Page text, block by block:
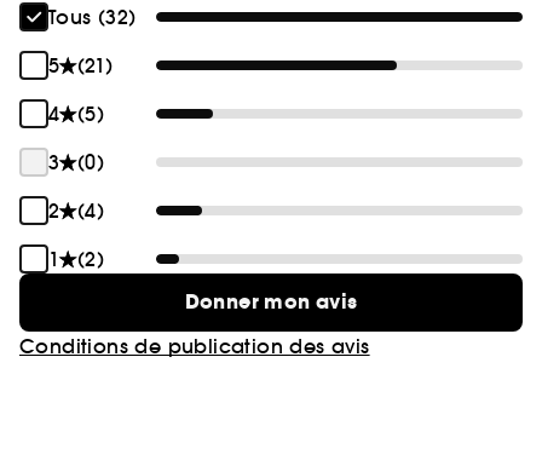
Tous (32)
5
(21)
4
(5)
3
(0)
2
(4)
1
(2)
Donner mon avis
Conditions de publication des avis